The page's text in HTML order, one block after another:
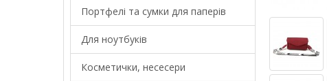
Портфелі та сумки для паперів
Для ноутбуків
Косметички, несесери